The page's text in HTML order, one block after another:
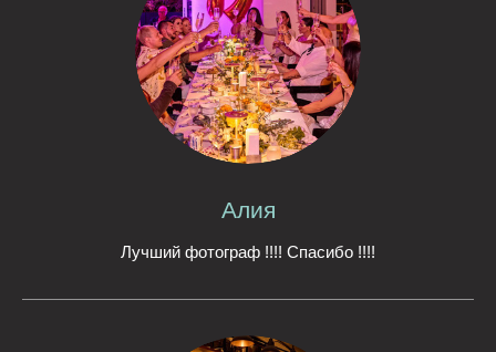
Алия
Лучший фотограф !!!! Спасибо !!!!